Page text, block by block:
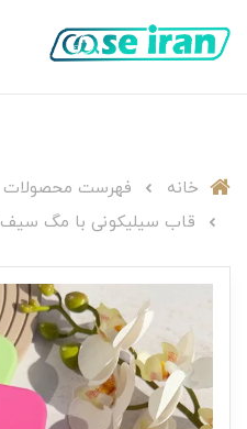
خانه
فهرست محصولات
قاب سیلیکونی با مگ سیفC006077